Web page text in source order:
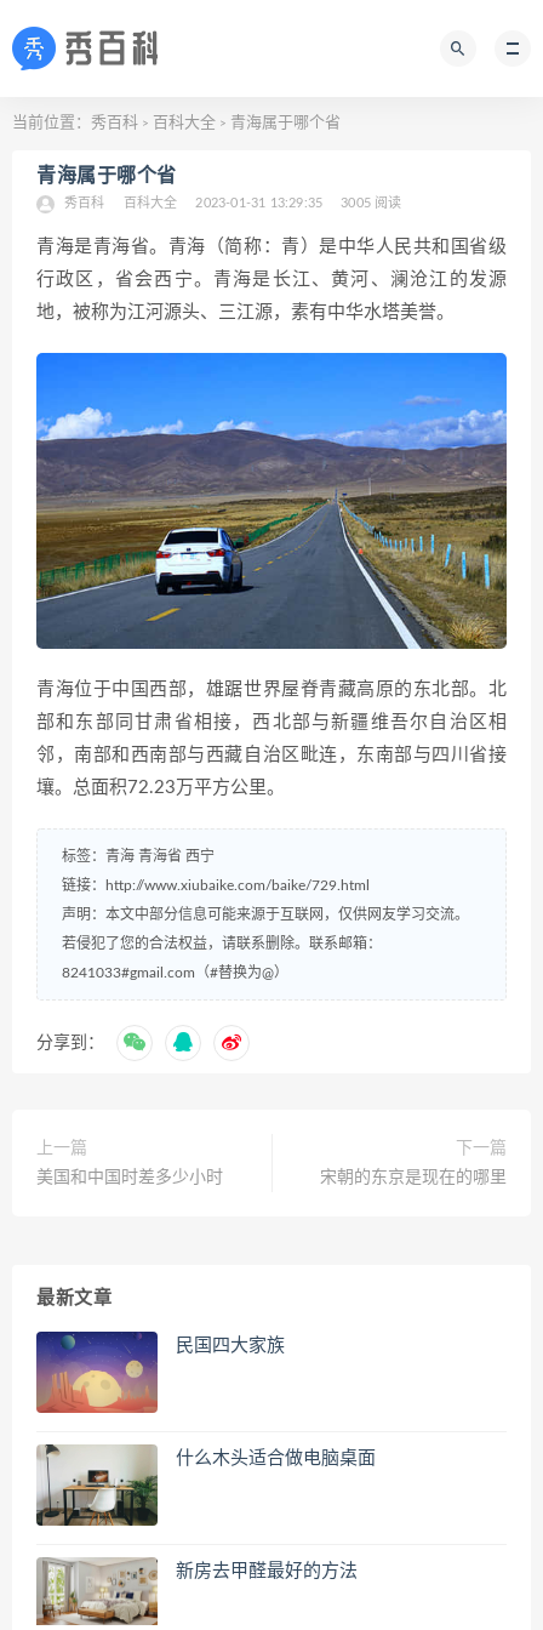
当前位置： 秀百科 > 百科大全 > 青海属于哪个省
青海属于哪个省
秀百科 百科大全 2023-01-31 13:29:35 3005 阅读
青海是青海省。青海（简称：青）是中华人民共和国省级
行政区，省会西宁。青海是长江、黄河、澜沧江的发源
地，被称为江河源头、三江源，素有中华水塔美誉。
青海位于中国西部，雄踞世界屋脊青藏高原的东北部。北
部和东部同甘肃省相接，西北部与新疆维吾尔自治区相
邻，南部和西南部与西藏自治区毗连，东南部与四川省接
壤。总面积72.23万平方公里。
标签： 青海 青海省 西宁
链接：
http://www.xiubaike.com/baike/729.html
声明：本文中部分信息可能来源于互联网，仅供网友学习交流。
若侵犯了您的合法权益，请联系删除。联系邮箱：
8241033#gmail.com（#替换为@）
分享到：
上一篇
美国和中国时差多少小时
下一篇
宋朝的东京是现在的哪里
最新文章
民国四大家族
什么木头适合做电脑桌面
新房去甲醛最好的方法